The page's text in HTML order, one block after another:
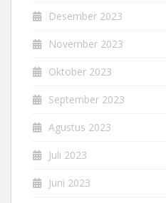
Desember 2023
November 2023
Oktober 2023
September 2023
Agustus 2023
Juli 2023
Juni 2023